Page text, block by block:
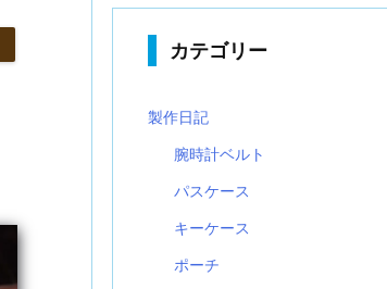
カテゴリー
製作日記
腕時計ベルト
パスケース
キーケース
ポーチ